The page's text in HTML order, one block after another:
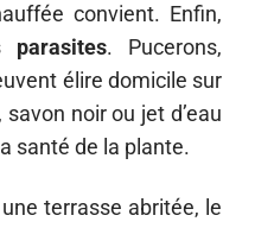
convient. Enfin,
parasites. Pucerons,
élire domicile sur
noir ou jet d’eau
santé de la plante.
terrasse abritée, le